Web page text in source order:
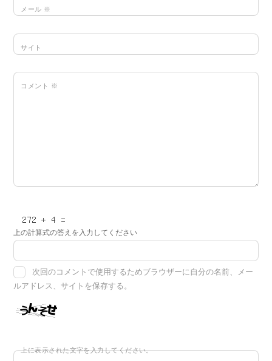
メール ※
サイト
コメント ※
上の計算式の答えを入力してください
次回のコメントで使用するためブラウザーに自分の名前、メー
ルアドレス、サイトを保存する。
上に表示された文字を入力してください。